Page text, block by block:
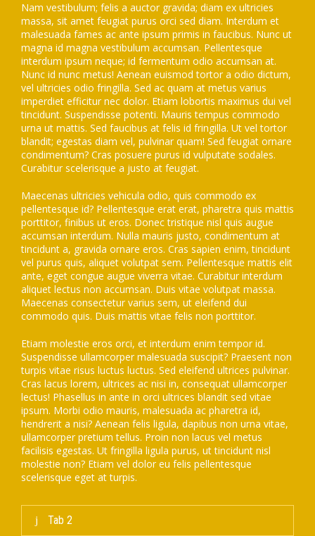
Nam vestibulum; felis a auctor gravida; diam ex ultricies
massa, sit amet feugiat purus orci sed diam. Interdum et
malesuada fames ac ante ipsum primis in faucibus. Nunc ut
magna id magna vestibulum accumsan. Pellentesque
interdum ipsum neque; id fermentum odio accumsan at.
Nunc id nunc metus! Aenean euismod tortor a odio dictum,
vel ultricies odio fringilla. Sed ac quam at metus varius
imperdiet efficitur nec dolor. Etiam lobortis maximus dui vel
tincidunt. Suspendisse potenti. Mauris tempus commodo
urna ut mattis. Sed faucibus at felis id fringilla. Ut vel tortor
blandit; egestas diam vel, pulvinar quam! Sed feugiat ornare
condimentum? Cras posuere purus id vulputate sodales.
Curabitur scelerisque a justo at feugiat.
Maecenas ultricies vehicula odio, quis commodo ex
pellentesque id? Pellentesque erat erat, pharetra quis mattis
porttitor, finibus ut eros. Donec tristique nisl quis augue
accumsan interdum. Nulla mauris justo, condimentum at
tincidunt a, gravida ornare eros. Cras sapien enim, tincidunt
vel purus quis, aliquet volutpat sem. Pellentesque mattis elit
ante, eget congue augue viverra vitae. Curabitur interdum
aliquet lectus non accumsan. Duis vitae volutpat massa.
Maecenas consectetur varius sem, ut eleifend dui
commodo quis. Duis mattis vitae felis non porttitor.
Etiam molestie eros orci, et interdum enim tempor id.
Suspendisse ullamcorper malesuada suscipit? Praesent non
turpis vitae risus luctus luctus. Sed eleifend ultrices pulvinar.
Cras lacus lorem, ultrices ac nisi in, consequat ullamcorper
lectus! Phasellus in ante in orci ultrices blandit sed vitae
ipsum. Morbi odio mauris, malesuada ac pharetra id,
hendrerit a nisi? Aenean felis ligula, dapibus non urna vitae,
ullamcorper pretium tellus. Proin non lacus vel metus
facilisis egestas. Ut fringilla ligula purus, ut tincidunt nisl
molestie non? Etiam vel dolor eu felis pellentesque
scelerisque eget at turpis.
Tab 2